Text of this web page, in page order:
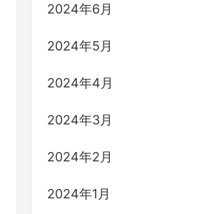
2024年6月
2024年5月
2024年4月
2024年3月
2024年2月
2024年1月